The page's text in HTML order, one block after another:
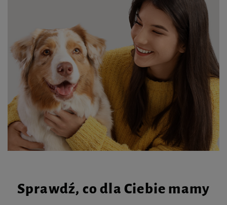
Sprawdź, co dla Ciebie mamy